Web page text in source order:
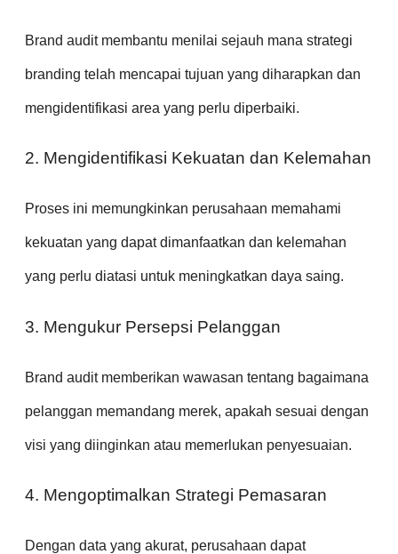
Brand audit membantu menilai sejauh mana strategi
branding telah mencapai tujuan yang diharapkan dan
mengidentifikasi area yang perlu diperbaiki.
2. Mengidentifikasi Kekuatan dan Kelemahan
Proses ini memungkinkan perusahaan memahami
kekuatan yang dapat dimanfaatkan dan kelemahan
yang perlu diatasi untuk meningkatkan daya saing.
3. Mengukur Persepsi Pelanggan
Brand audit memberikan wawasan tentang bagaimana
pelanggan memandang merek, apakah sesuai dengan
visi yang diinginkan atau memerlukan penyesuaian.
4. Mengoptimalkan Strategi Pemasaran
Dengan data yang akurat, perusahaan dapat